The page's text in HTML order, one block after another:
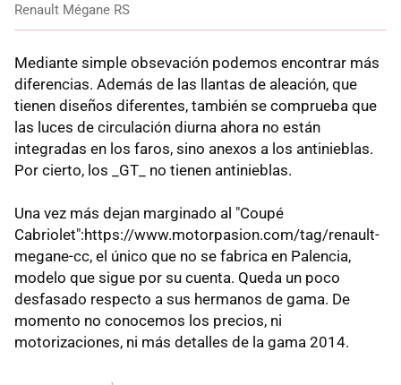
Renault Mégane RS
Mediante simple obsevación podemos encontrar más
diferencias. Además de las llantas de aleación, que
tienen diseños diferentes, también se comprueba que
las luces de circulación diurna ahora no están
integradas en los faros, sino anexos a los antinieblas.
Por cierto, los _GT_ no tienen antinieblas.
Una vez más dejan marginado al "Coupé
Cabriolet":https://www.motorpasion.com/tag/renault-
megane-cc, el único que no se fabrica en Palencia,
modelo que sigue por su cuenta. Queda un poco
desfasado respecto a sus hermanos de gama. De
momento no conocemos los precios, ni
motorizaciones, ni más detalles de la gama 2014.